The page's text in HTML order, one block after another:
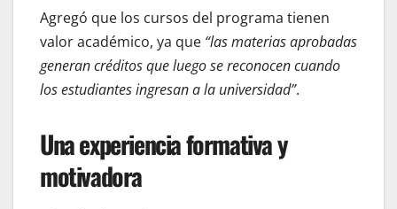
Agregó que los cursos del programa tienen
valor académico, ya que “las materias aprobadas
generan créditos que luego se reconocen cuando
los estudiantes ingresan a la universidad”.
Una experiencia formativa y
motivadora